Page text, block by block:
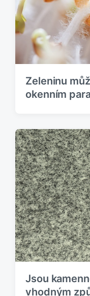
Zeleninu
okenním
Jsou
vhodným